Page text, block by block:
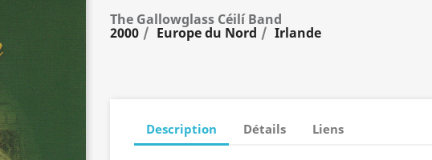
The Gallowglass Céilí Band
2000 Europe du Nord Irlande
Description Détails Liens